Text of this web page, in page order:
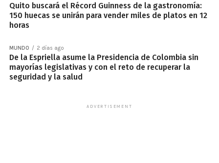
Quito buscará el Récord Guinness de la gastronomía:
150 huecas se unirán para vender miles de platos en 12
horas
MUNDO 2 días ago
De la Espriella asume la Presidencia de Colombia sin
mayorías legislativas y con el reto de recuperar la
seguridad y la salud
ADVERTISEMENT